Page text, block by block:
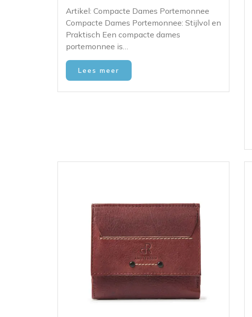
Artikel: Compacte Dames Portemonnee
Compacte Dames Portemonnee: Stijlvol en
Praktisch Een compacte dames
portemonnee is…
Lees meer